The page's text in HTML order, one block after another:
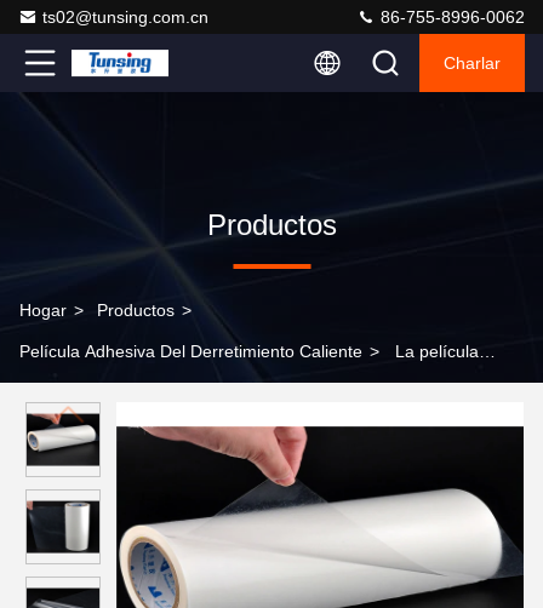
ts02@tunsing.com.cn 86-755-8996-0062
Charlar
Productos
Hogar > Productos >
Película Adhesiva Del Derretimiento Caliente > La película
bordado Badges, 48cm*100 las yardas/rollo